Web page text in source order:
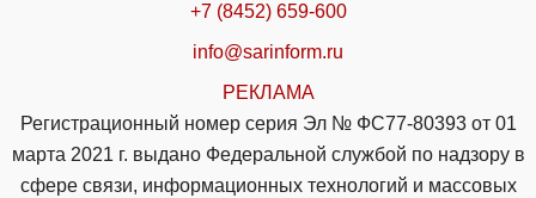
+7 (8452) 659-600
info@sarinform.ru
РЕКЛАМА
Регистрационный номер серия Эл № ФС77-80393 от 01
марта 2021 г. выдано Федеральной службой по надзору в
сфере связи, информационных технологий и массовых